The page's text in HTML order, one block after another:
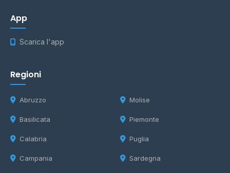
App
Scarica l'app
Regioni
Abruzzo
Basilicata
Calabria
Campania
Molise
Piemonte
Puglia
Sardegna